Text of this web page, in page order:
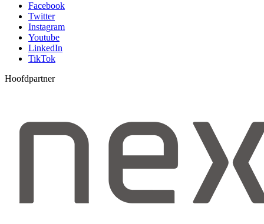
Facebook
Twitter
Instagram
Youtube
LinkedIn
TikTok
Hoofdpartner